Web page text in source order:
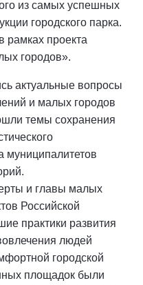
из самых успешных
городского парка.
рамках проекта
городов».
актуальные вопросы
и малых городов
темы сохранения
муниципалитетов
и главы малых
Российской
практики развития
людей
городской
площадок были